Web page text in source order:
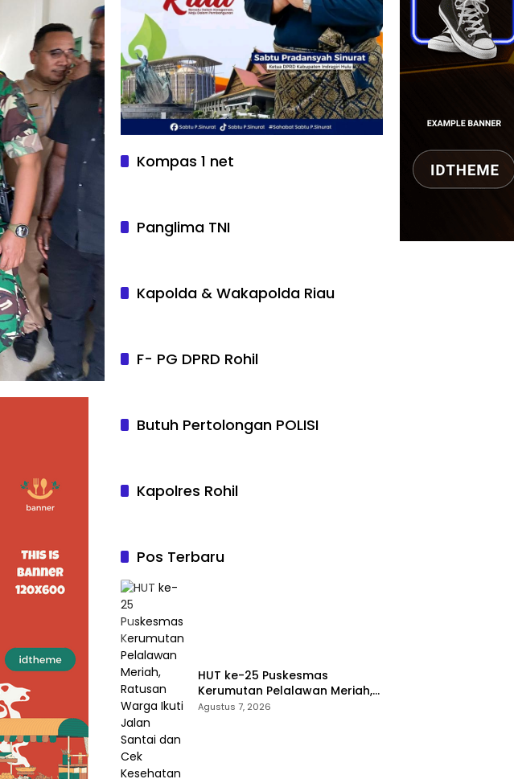
Kompas 1 net
Panglima TNI
Kapolda & Wakapolda Riau
F- PG DPRD Rohil
Butuh Pertolongan POLISI
Kapolres Rohil
Pos Terbaru
HUT ke-25 Puskesmas
Kerumutan Pelalawan Meriah,
Ratusan Warga Ikuti Jalan
Agustus 7, 2026